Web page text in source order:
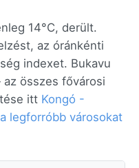
14°C, derült.
az óránkénti
indexet. Bukavu
összes fővárosi
itt Kongó -
a legforróbb városokat